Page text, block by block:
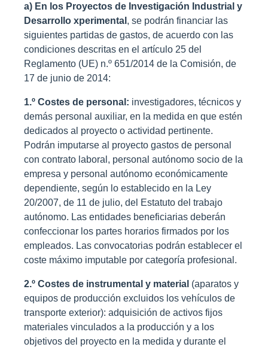
a) En los Proyectos de Investigación Industrial y
Desarrollo xperimental , se podrán financiar las
siguientes partidas de gastos, de acuerdo con las
condiciones descritas en el artículo 25 del
Reglamento (UE) n.º 651/2014 de la Comisión, de
17 de junio de 2014:
1.º Costes de personal: investigadores, técnicos y
demás personal auxiliar, en la medida en que estén
dedicados al proyecto o actividad pertinente.
Podrán imputarse al proyecto gastos de personal
con contrato laboral, personal autónomo socio de la
empresa y personal autónomo económicamente
dependiente, según lo establecido en la Ley
20/2007, de 11 de julio, del Estatuto del trabajo
autónomo. Las entidades beneficiarias deberán
confeccionar los partes horarios firmados por los
empleados. Las convocatorias podrán establecer el
coste máximo imputable por categoría profesional.
2.º Costes de instrumental y material (aparatos y
equipos de producción excluidos los vehículos de
transporte exterior): adquisición de activos fijos
materiales vinculados a la producción y a los
objetivos del proyecto en la medida y durante el